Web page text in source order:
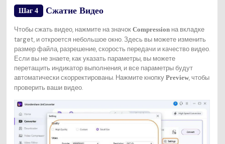
Шаг 4 Сжатие Видео
Чтобы сжать видео, нажмите на значок Compressionна вкладке
target, и откроется небольшое окно. Здесь вы можете изменить
размер файла, разрешение, скорость передачи и качество видео.
Если вы не знаете, как указать параметры, вы можете
перетащить индикатор выполнения, и все параметры будут
автоматически скорректированы. Нажмите кнопку Preview, чтобы
проверить ваши видео.